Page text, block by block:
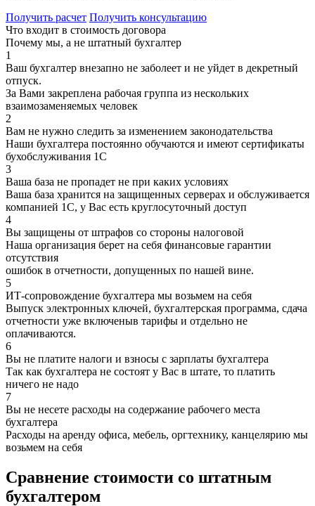
Получить расчет Получить консультацию
Что входит в стоимость договора
Почему мы, а не штатный бухгалтер
1
Ваш бухгалтер внезапно не заболеет и не уйдет в декретный
отпуск.
За Вами закреплена рабочая группа из нескольких
взаимозаменяемых человек
2
Вам не нужно следить за изменением законодательства
Наши бухгалтера постоянно обучаются и имеют сертификаты
бухобслуживания 1С
3
Ваша база не пропадет не при каких условиях
Ваша база хранится на защищенных серверах и обслуживается
компанией 1С, у Вас есть круглосуточный доступ
4
Вы защищены от штрафов со стороны налоговой
Наша организация берет на себя финансовые гарантии
отсутствия
ошибок в отчетности, допущенных по нашей вине.
5
ИТ-сопровождение бухгалтера мы возьмем на себя
Выпуск электронных ключей, бухгалтерская программа, сдача
отчетности уже включеныв тарифы и отдельно не
оплачиваются.
6
Вы не платите налоги и взносы с зарплаты бухгалтера
Так как бухгалтера не состоят у Вас в штате, то платить
ничего не надо
7
Вы не несете расходы на содержание рабочего места
бухгалтера
Расходы на аренду офиса, мебель, оргтехнику, канцелярию мы
возьмем на себя
Сравнение стоимости со штатным
бухгалтером